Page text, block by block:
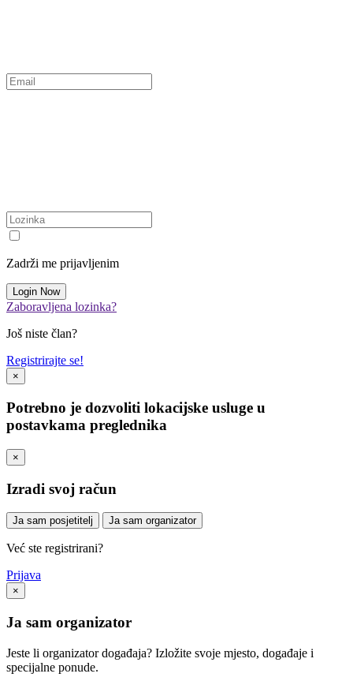
Zadrži me prijavljenim
Zaboravljena lozinka?
Još niste član?
Registrirajte se!
×
Potrebno je dozvoliti lokacijske usluge u
postavkama preglednika
×
Izradi svoj račun
Ja sam posjetitelj Ja sam organizator
Već ste registrirani?
Prijava
×
Ja sam organizator
Jeste li organizator događaja? Izložite svoje mjesto, događaje i
specijalne ponude.